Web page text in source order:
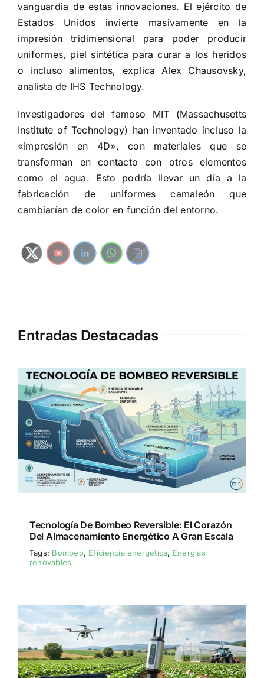
vanguardia de estas innovaciones. El ejército de
Estados Unidos invierte masivamente en la
impresión tridimensional para poder producir
uniformes, piel sintética para curar a los heridos
o incluso alimentos, explica Alex Chausovsky,
analista de IHS Technology.
Investigadores del famoso MIT (Massachusetts
Institute of Technology) han inventado incluso la
«impresión en 4D», con materiales que se
transforman en contacto con otros elementos
como el agua. Esto podría llevar un día a la
fabricación de uniformes camaleón que
cambiarían de color en función del entorno.
Entradas Destacadas
Tecnología De Bombeo Reversible: El Corazón
Del Almacenamiento Energético A Gran Escala
Tags: Bombeo, Eficiencia energetica, Energías
renovables